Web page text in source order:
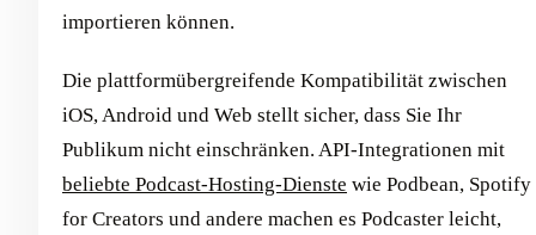
importieren können.
Die plattformübergreifende Kompatibilität zwischen
iOS, Android und Web stellt sicher, dass Sie Ihr
Publikum nicht einschränken. API-Integrationen mit
beliebte Podcast-Hosting-Dienste wie Podbean, Spotify
for Creators und andere machen es Podcaster leicht,